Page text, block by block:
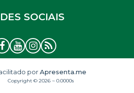
SOCIAIS
porApresenta.me
Copyright © 2026 ~ 0.0000s